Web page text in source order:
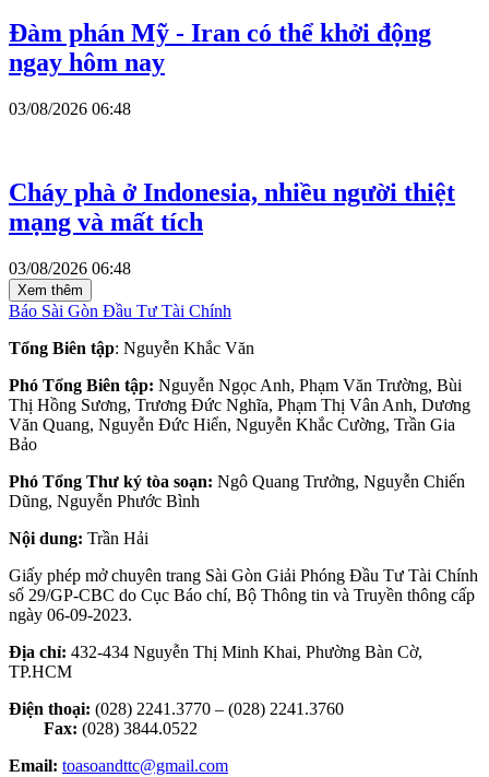
Đàm phán Mỹ - Iran có thể khởi động
ngay hôm nay
03/08/2026 06:48
Cháy phà ở Indonesia, nhiều người thiệt
mạng và mất tích
03/08/2026 06:48
Xem thêm
Báo Sài Gòn Đầu Tư Tài Chính
Tổng Biên tập: Nguyễn Khắc Văn
Phó Tổng Biên tập: Nguyễn Ngọc Anh, Phạm Văn Trường, Bùi
Thị Hồng Sương, Trương Đức Nghĩa, Phạm Thị Vân Anh, Dương
Văn Quang, Nguyễn Đức Hiển, Nguyễn Khắc Cường, Trần Gia
Bảo
Phó Tổng Thư ký tòa soạn: Ngô Quang Trưởng, Nguyễn Chiến
Dũng, Nguyễn Phước Bình
Nội dung: Trần Hải
Giấy phép mở chuyên trang Sài Gòn Giải Phóng Đầu Tư Tài Chính
số 29/GP-CBC do Cục Báo chí, Bộ Thông tin và Truyền thông cấp
ngày 06-09-2023.
Địa chỉ: 432-434 Nguyễn Thị Minh Khai, Phường Bàn Cờ,
TP.HCM
Điện thoại: (028) 2241.3770 – (028) 2241.3760
Fax: (028) 3844.0522
Email: toasoandttc@gmail.com